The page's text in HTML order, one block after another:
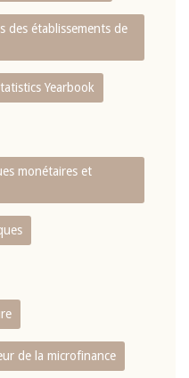
des établissements de
Yearbook
monétaires et
de la microfinance